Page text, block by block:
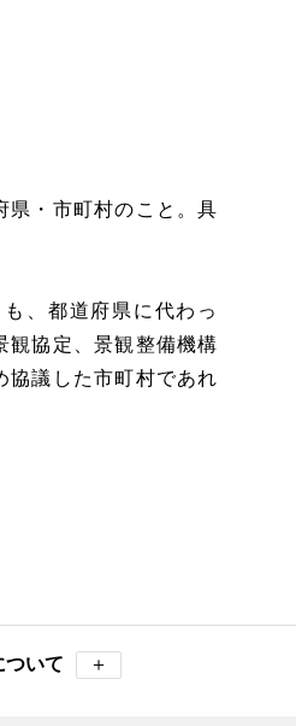
県・市町村のこと。具
、都道府県に代わっ
観協定、景観整備機構
協議した市町村であれ
ついて ＋